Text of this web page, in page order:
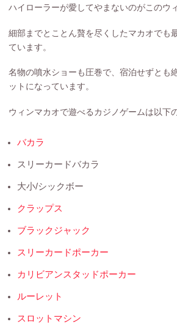
ハイローラーが愛してやまないのがこのウ
細部までとことん贅を尽くしたマカオでも
ています。
名物の噴水ショーも圧巻で、宿泊せずとも
ットになっています。
ウィンマカオで遊べるカジノゲームは以下
バカラ
スリーカードバカラ
大小/シックボー
クラップス
ブラックジャック
スリーカードポーカー
カリビアンスタッドポーカー
ルーレット
スロットマシン